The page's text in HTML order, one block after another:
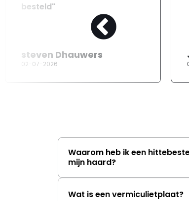
besteld"
steven Dhauwers
02-07-2026
Waarom heb ik een
mijn haard?
Wat is een vermiculietplaat?